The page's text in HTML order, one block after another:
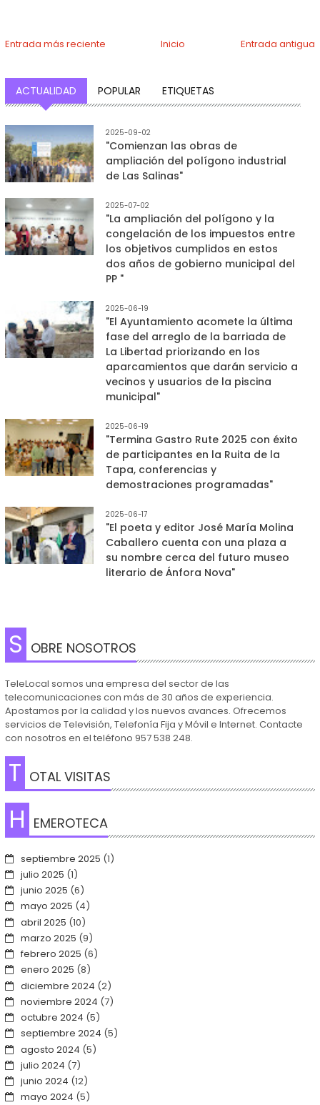
Entrada más reciente Entrada antigua
Inicio
ACTUALIDAD POPULAR ETIQUETAS
2025-09-02
"Comienzan las obras de
ampliación del polígono industrial
de Las Salinas"
2025-07-02
"La ampliación del polígono y la
congelación de los impuestos entre
los objetivos cumplidos en estos
dos años de gobierno municipal del
PP "
2025-06-19
"El Ayuntamiento acomete la última
fase del arreglo de la barriada de
La Libertad priorizando en los
aparcamientos que darán servicio a
vecinos y usuarios de la piscina
municipal"
2025-06-19
"Termina Gastro Rute 2025 con éxito
de participantes en la Ruita de la
Tapa, conferencias y
demostraciones programadas"
2025-06-17
"El poeta y editor José María Molina
Caballero cuenta con una plaza a
su nombre cerca del futuro museo
literario de Ánfora Nova"
S OBRE NOSOTROS
TeleLocal somos una empresa del sector de las
telecomunicaciones con más de 30 años de experiencia.
Apostamos por la calidad y los nuevos avances. Ofrecemos
servicios de Televisión, Telefonía Fija y Móvil e Internet. Contacte
con nosotros en el teléfono 957 538 248.
T OTAL VISITAS
H EMEROTECA
septiembre 2025 (1)
julio 2025 (1)
junio 2025 (6)
mayo 2025 (4)
abril 2025 (10)
marzo 2025 (9)
febrero 2025 (6)
enero 2025 (8)
diciembre 2024 (2)
noviembre 2024 (7)
octubre 2024 (5)
septiembre 2024 (5)
agosto 2024 (5)
julio 2024 (7)
junio 2024 (12)
mayo 2024 (5)